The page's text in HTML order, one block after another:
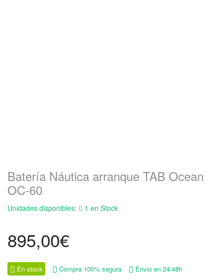
Batería Náutica arranque TAB Ocean
OC-60
Unidades disponibles: 1 en Stock
895,00€
En stock Compra 100% segura Envio en 24/48h